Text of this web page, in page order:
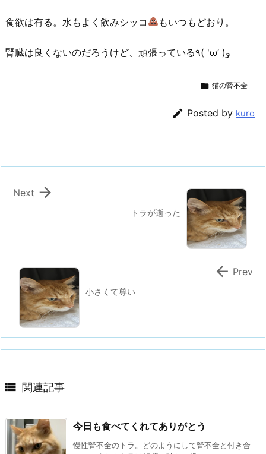
食欲は有る。水もよく飲みシッコ もいつもどおり。
腎臓は良くないのだろうけど、頑張っている٩( 'ω’ )و
 猫の腎不全
 Posted by kuro
トラが逝った

Next
小さくて尊い
 Prev
 関連記事
今日も食べてくれてありがとう
慢性腎不全のトラ。どのようにして腎不全と付き合